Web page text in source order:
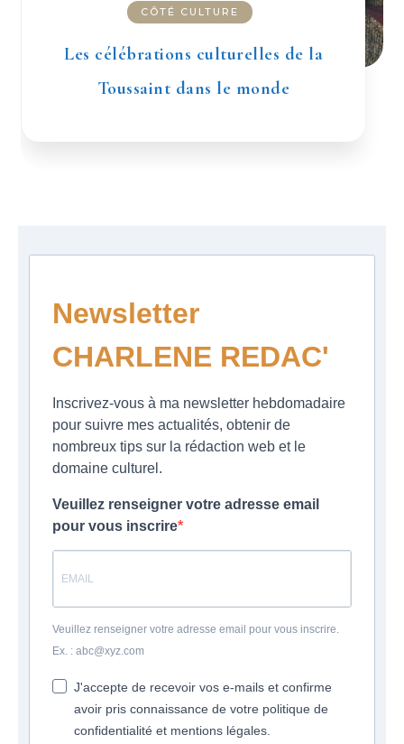
CÔTÉ CULTURE
Les célébrations culturelles de la
Toussaint dans le monde
Newsletter
CHARLENE REDAC'
Inscrivez-vous à ma newsletter hebdomadaire
pour suivre mes actualités, obtenir de
nombreux tips sur la rédaction web et le
domaine culturel.
Veuillez renseigner votre adresse email
pour vous inscrire
Veuillez renseigner votre adresse email pour vous inscrire.
Ex. : abc@xyz.com
J'accepte de recevoir vos e-mails et confirme
avoir pris connaissance de votre politique de
confidentialité et mentions légales.